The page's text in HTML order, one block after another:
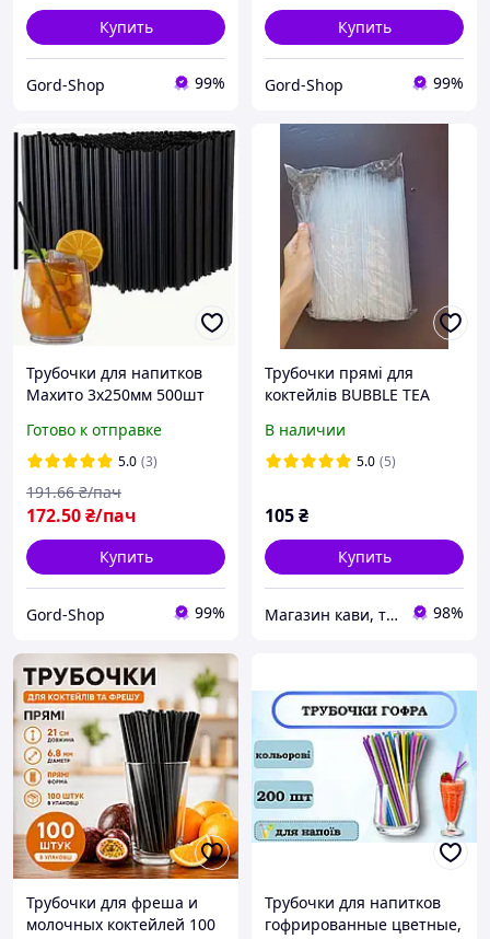
Купить
Gord-Shop 99%
Купить
Gord-Shop 99%
Трубочки для напитков
Махито 3х250мм 500шт
коктейльные, соломки
для сока и коктейлей
тонкие
Готово к отправке
5.0 (3)
172.50₴/пач
191.66 ₴/пач
Купить
Gord-Shop 99%
Трубочки прямі для
коктейлів BUBBLE TEA
В наличии
5.0 (5)
105₴
Купить
Магазин кави, та кавового обладнання "33 Coffee Wave" 98%
Трубочки для фреша и
молочных коктейлей 100
Трубочки для напитков
гофрированные цветные,